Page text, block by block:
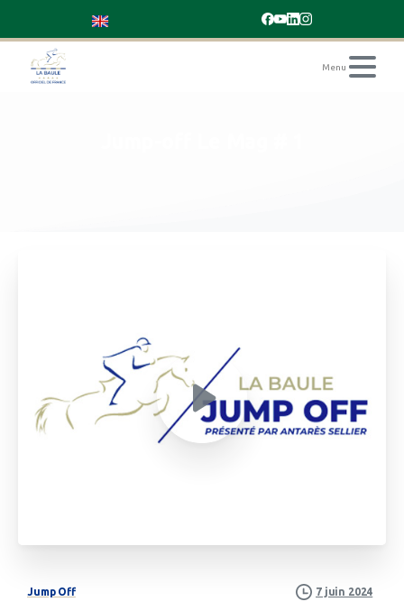
Jump Off 7 juin 2024